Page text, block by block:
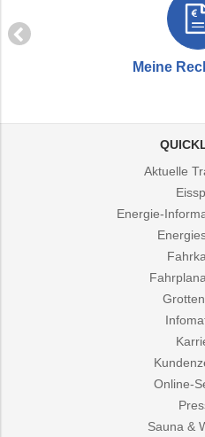
Meine
Aktuelle
Energie-
Online-
Sauna &